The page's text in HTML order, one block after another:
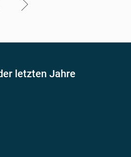
letzten Jahre